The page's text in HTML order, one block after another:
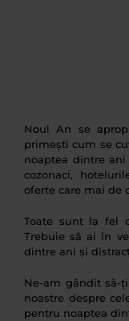
Noul An se
primești cum se
noaptea dintre
cozonaci,
oferte care mai de
Toate sunt la fel
Trebuie să ai în
dintre ani și
Ne-am gândit să-
noastre despre
pentru noaptea